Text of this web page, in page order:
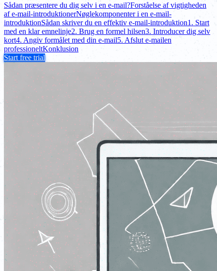
Sådan præsentere du dig selv i en e-mail?Forståelse af vigtigheden
af e-mail-introduktionerNøglekomponenter i en e-mail-
introduktionSådan skriver du en effektiv e-mail-introduktion1. Start
med en klar emnelinje2. Brug en formel hilsen3. Introducer dig selv
kort4. Angiv formålet med din e-mail5. Afslut e-mailen
professioneltKonklusion
Start free trial